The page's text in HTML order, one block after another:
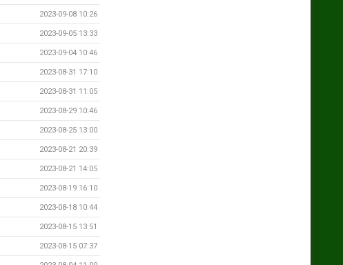
2023-09-08 10:26
2023-09-05 13:33
2023-09-04 10:46
2023-08-31 17:10
2023-08-31 11:05
2023-08-29 10:46
2023-08-25 13:00
2023-08-21 20:39
2023-08-21 14:05
2023-08-19 16:10
2023-08-18 10:44
2023-08-15 13:51
2023-08-15 07:37